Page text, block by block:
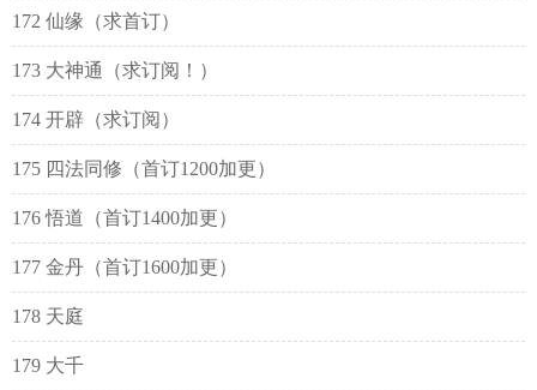
172 仙缘（求首订）
173 大神通（求订阅！）
174 开辟（求订阅）
175 四法同修（首订1200加更）
176 悟道（首订1400加更）
177 金丹（首订1600加更）
178 天庭
179 大千